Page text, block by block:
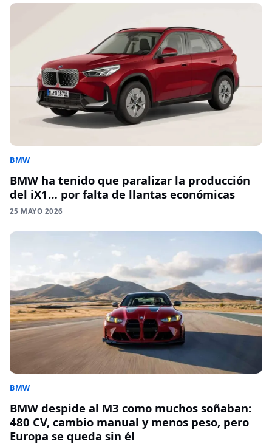
BMW
BMW ha tenido que paralizar la producción
del iX1… por falta de llantas económicas
25 MAYO 2026
BMW
BMW despide al M3 como muchos soñaban:
480 CV, cambio manual y menos peso, pero
Europa se queda sin él